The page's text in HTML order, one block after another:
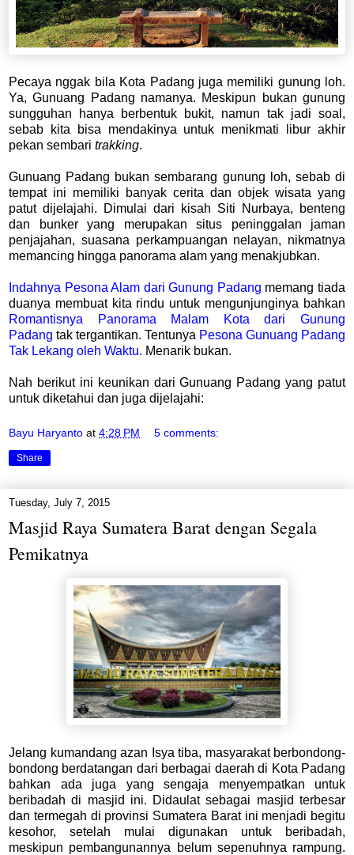
Pecaya nggak bila Kota Padang juga memiliki gunung loh.
Ya, Gunuang Padang namanya. Meskipun bukan gunung
sungguhan hanya berbentuk bukit, namun tak jadi soal,
sebab kita bisa mendakinya untuk menikmati libur akhir
pekan sembari trakking.
Gunuang Padang bukan sembarang gunung loh, sebab di
tempat ini memiliki banyak cerita dan objek wisata yang
patut dijelajahi. Dimulai dari kisah Siti Nurbaya, benteng
dan bunker yang merupakan situs peninggalan jaman
penjajahan, suasana perkampuangan nelayan, nikmatnya
memancing hingga panorama alam yang menakjubkan.
Indahnya Pesona Alam dari Gunung Padang memang tiada
duanya membuat kita rindu untuk mengunjunginya bahkan
Romantisnya Panorama Malam Kota dari Gunung
Padang tak tergantikan. Tentunya Pesona Gunuang Padang
Tak Lekang oleh Waktu. Menarik bukan.
Nah berikut ini keunikan dari Gunuang Padang yang patut
untuk diketahui dan juga dijelajahi:
Bayu Haryanto at 4:28 PM 5 comments:
Share
Tuesday, July 7, 2015
Masjid Raya Sumatera Barat dengan Segala
Pemikatnya
Jelang kumandang azan Isya tiba, masyarakat berbondong-
bondong berdatangan dari berbagai daerah di Kota Padang
bahkan ada juga yang sengaja menyempatkan untuk
beribadah di masjid ini. Didaulat sebagai masjid terbesar
dan termegah di provinsi Sumatera Barat ini menjadi begitu
kesohor, setelah mulai digunakan untuk beribadah,
meskipun pembangunannya belum sepenuhnya rampung.